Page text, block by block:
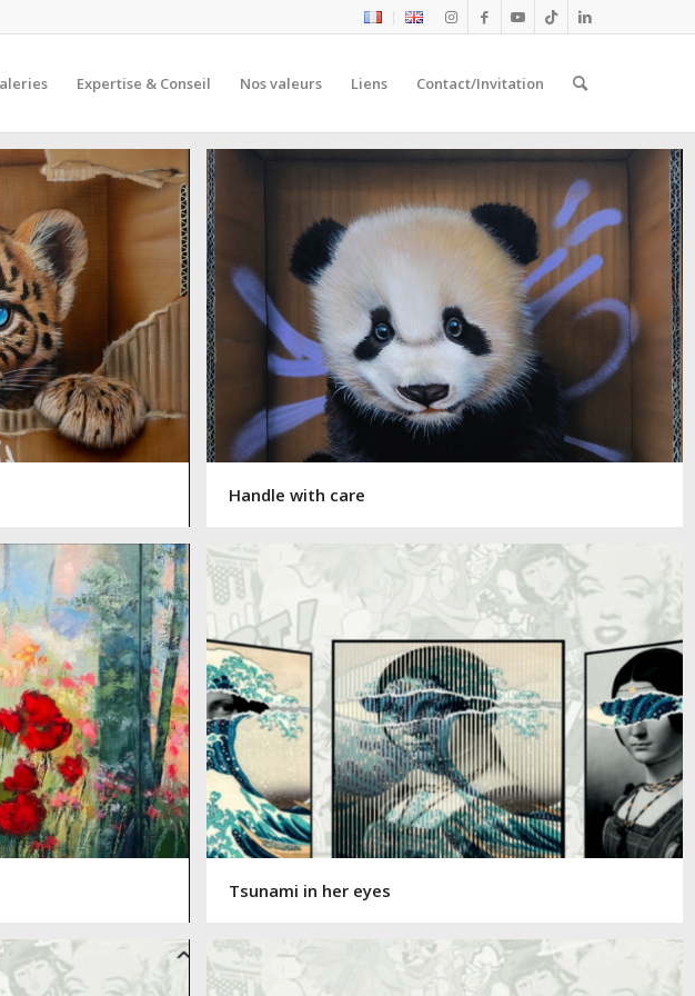
Expertise & Conseil Nos valeurs Liens Contact/Invitation
Handle with care
Tsunami in her eyes